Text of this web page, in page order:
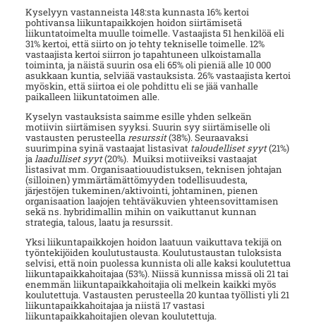
Kyselyyn vastanneista 148:sta kunnasta 16% kertoi
pohtivansa liikuntapaikkojen hoidon siirtämisetä
liikuntatoimelta muulle toimelle. Vastaajista 51 henkilöä eli
31% kertoi, että siirto on jo tehty tekniselle toimelle. 12%
vastaajista kertoi siirron jo tapahtuneen ulkoistamalla
toiminta, ja näistä suurin osa eli 65% oli pieniä alle 10 000
asukkaan kuntia, selviää vastauksista. 26% vastaajista kertoi
myöskin, että siirtoa ei ole pohdittu eli se jää vanhalle
paikalleen liikuntatoimen alle.
Kyselyn vastauksista saimme esille yhden selkeän
motiivin siirtämisen syyksi. Suurin syy siirtämiselle oli
vastausten perusteellaresurssit(38%). Seuraavaksi
suurimpina syinä vastaajat listasivat taloudelliset syyt(21%)
jalaadulliset syyt(20%). Muiksi motiiveiksi vastaajat
listasivat mm. Organisaatiouudistuksen, teknisen johtajan
(silloinen) ymmärtämättömyyden todellisuudesta,
järjestöjen tukeminen/aktivointi, johtaminen, pienen
organisaation laajojen tehtäväkuvien yhteensovittamisen
sekä ns. hybridimallin mihin on vaikuttanut kunnan
strategia, talous, laatu ja resurssit.
Yksi liikuntapaikkojen hoidon laatuun vaikuttava tekijä on
työntekijöiden koulutustausta. Koulutustaustan tuloksista
selvisi, että noin puolessa kunnista oli alle kaksi koulutettua
liikuntapaikkahoitajaa (53%). Niissä kunnissa missä oli 21 tai
enemmän liikuntapaikkahoitajia oli melkein kaikki myös
koulutettuja. Vastausten perusteella 20 kuntaa työllisti yli 21
liikuntapaikkahoitajaa ja niistä 17 vastasi
liikuntapaikkahoitajien olevan koulutettuja.